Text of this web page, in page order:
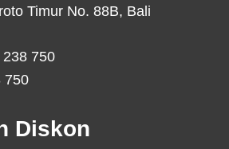
Timur No. 88B, Bali
238 750
750
Diskon